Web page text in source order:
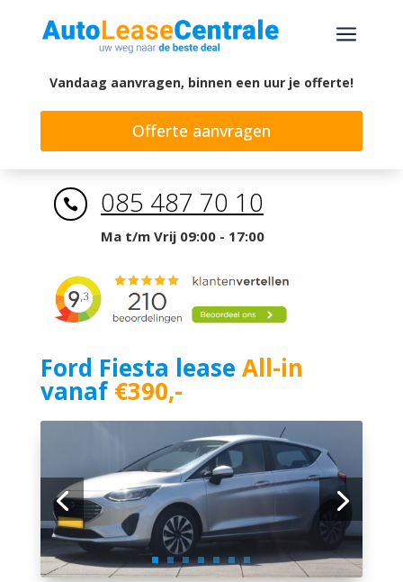
a
Vandaag aanvragen, binnen een uur je offerte!
Offerte aanvragen
 085 487 70 10
Ma t/m Vrij 09:00 - 17:00
Ford Fiesta lease All-in
vanaf€390,-